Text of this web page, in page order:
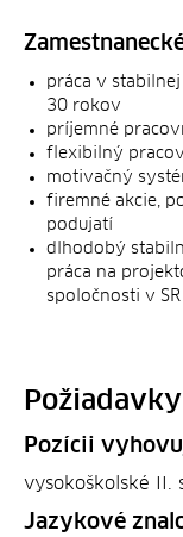
práca v
30 rokov
príjemné
flexibilný
motivačný
firemné akcie,
podujatí
dlhodobý
práca na
spoločnosti v SR
Pozícii
vysokoškolské II.
Jazykové